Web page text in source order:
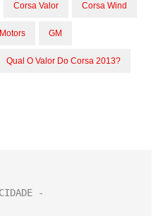
Corsa Valor Corsa Wind
GM
Qual O Valor Do Corsa 2013?